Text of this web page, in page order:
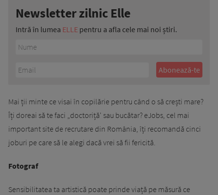
Newsletter zilnic Elle
Intră în lumea ELLE pentru a afla cele mai noi știri.
Mai ții minte ce visai în copilărie pentru când o să crești mare?
Îți doreai să te faci „doctoriță' sau bucătar? eJobs, cel mai
important site de recrutare din România, îți recomandă cinci
joburi pe care să le alegi dacă vrei să fii fericită.
Fotograf
Sensibilitatea ta artistică poate prinde viață pe măsură ce